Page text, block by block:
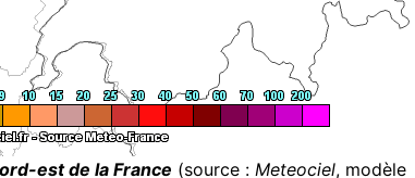
est de la France (source : Meteociel, modèle